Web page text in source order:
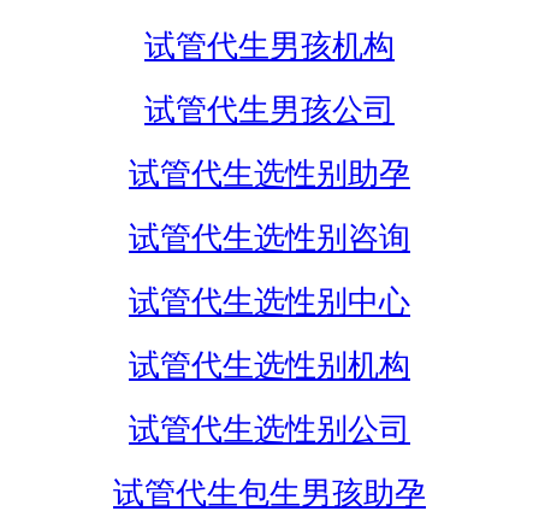
试管代生男孩机构
试管代生男孩公司
试管代生选性别助孕
试管代生选性别咨询
试管代生选性别中心
试管代生选性别机构
试管代生选性别公司
试管代生包生男孩助孕